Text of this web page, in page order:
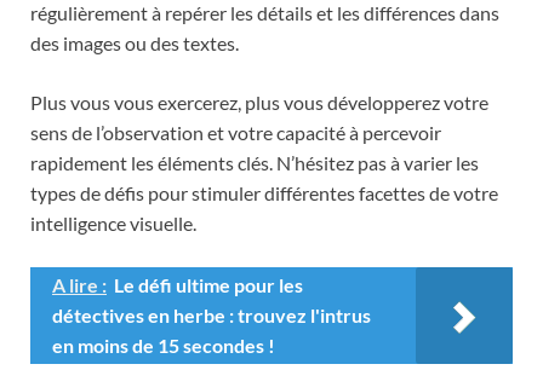
régulièrement à repérer les détails et les différences dans
des images ou des textes.
Plus vous vous exercerez, plus vous développerez votre
sens de l’observation et votre capacité à percevoir
rapidement les éléments clés. N’hésitez pas à varier les
types de défis pour stimuler différentes facettes de votre
intelligence visuelle.
A lire : Le défi ultime pour les
détectives en herbe : trouvez l'intrus
en moins de 15 secondes !